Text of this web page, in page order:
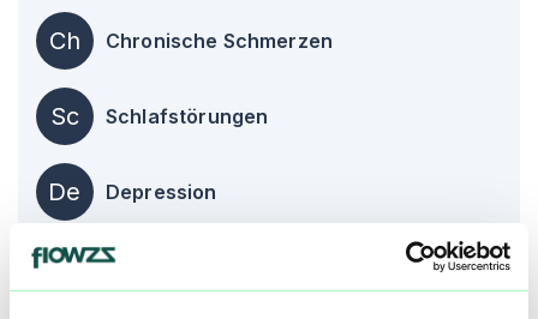
Ch Chronische Schmerzen
Sc Schlafstörungen
De Depression